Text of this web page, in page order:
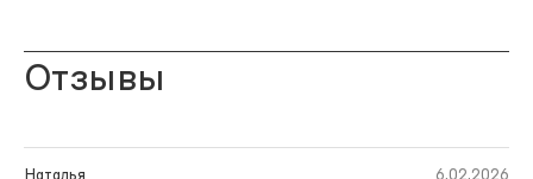
Отзывы